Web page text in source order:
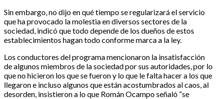
Sin embargo, no dijo en qué tiempo se regularizará el servicio
que ha provocado la molestia en diversos sectores de la
sociedad, indicó que todo depende de los dueños de estos
establecimientos hagan todo conforme marca a la ley.
Los conductores del programa mencionaron la insatisfacción
de algunos miembros de la sociedad por sus autoridades, por lo
que no hicieron los que se fueron y lo que le falta hacer a los que
llegaron e incluso algunos que están acostumbrados al caos, al
desorden, insistieron a lo que Román Ocampo señaló “se